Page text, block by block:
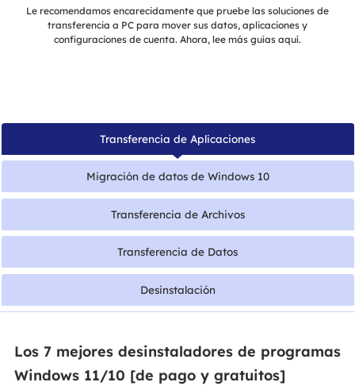
Le recomendamos encarecidamente que pruebe las soluciones de
transferencia a PC para mover sus datos, aplicaciones y
configuraciones de cuenta. Ahora, lee más guías aquí.
Transferencia de Aplicaciones
Migración de datos de Windows 10
Transferencia de Archivos
Transferencia de Datos
Desinstalación
Los 7 mejores desinstaladores de programas
Windows 11/10 [de pago y gratuitos]